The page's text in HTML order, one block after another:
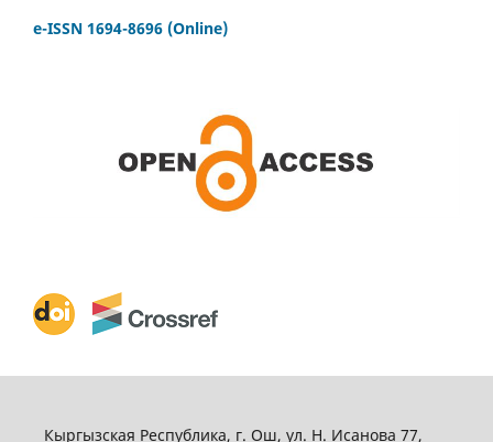
e-ISSN 1694-8696 (Online)
Кыргызская Республика, г. Ош, ул. Н. Исанова 77,